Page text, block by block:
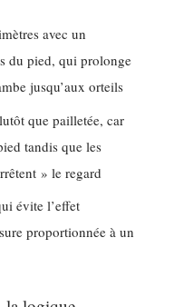
avec un
du pied, qui prolonge
jusqu’aux orteils
que pailletée, car
tandis que les
» le regard
évite l’effet
proportionnée à un